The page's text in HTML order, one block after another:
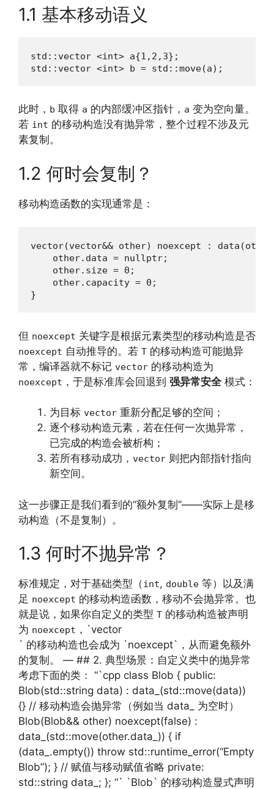
1.1 基本移动语义
std::vector <int> a{1,2,3};
std::vector <int> b = std::move(a);
此时， b 取得 a 的内部缓冲区指针， a 变为空向量。
若 int 的移动构造没有抛异常，整个过程不涉及元
素复制。
1.2 何时会复制？
移动构造函数的实现通常是：
vector(vector&& other) noexcept :
    other.data = nullptr;
    other.size = 0;
    other.capacity = 0;
}
但 noexcept 关键字是根据元素类型的移动构造是否
noexcept 自动推导的。若 T 的移动构造可能抛异
常，编译器就不标记 vector 的移动构造为
noexcept ，于是标准库会回退到 强异常安全模式：
为目标 vector 重新分配足够的空间；
逐个移动构造元素，若在任何一次抛异常，
已完成的构造会被析构；
若所有移动成功， vector 则把内部指针指向
新空间。
这一步骤正是我们看到的“额外复制”——实际上是移
动构造（不是复制）。
1.3 何时不抛异常？
标准规定，对于基础类型（int, double 等）以及满
足 noexcept 的移动构造函数，移动不会抛异常。也
就是说，如果你自定义的类型 T 的移动构造被声明
为 noexcept ，`vector
` 的移动构造也会成为 `noexcept`，从而避免额外
的复制。 — ## 2. 典型场景：自定义类中的抛异常
考虑下面的类： “`cpp class Blob { public:
Blob(std::string data) : data_(std::move(data))
{} // 移动构造会抛异常（例如当 data_ 为空时）
Blob(Blob&& other) noexcept(false) :
data_(std::move(other.data_)) { if
(data_.empty()) throw std::runtime_error(“Empty
Blob”); } // 赋值与移动赋值省略 private:
std::string data_; }; “` `Blob` 的移动构造显式声明